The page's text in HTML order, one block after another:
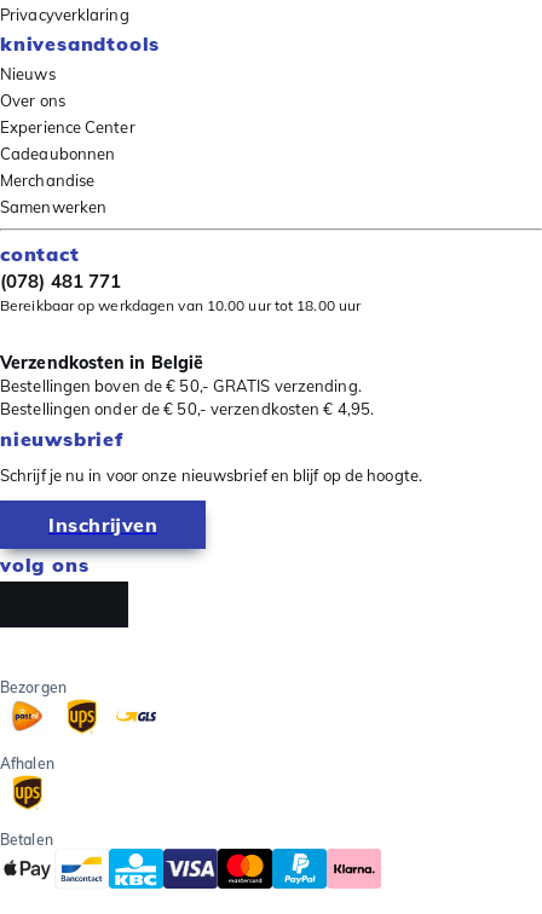
Privacyverklaring
knivesandtools
Nieuws
Over ons
Experience Center
Cadeaubonnen
Merchandise
Samenwerken
contact
(078) 481 771
Bereikbaar op werkdagen van 10.00 uur tot 18.00 uur
Verzendkosten in België
Bestellingen boven de € 50,- GRATIS verzending.
Bestellingen onder de € 50,- verzendkosten € 4,95.
nieuwsbrief
Schrijf je nu in voor onze nieuwsbrief en blijf op de hoogte.
Inschrijven
volg ons
Bezorgen
Afhalen
Betalen